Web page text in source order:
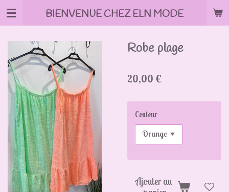
Passer
principal
BIENVENUE CHEZ ELN MODE
Robe plage
20,00 €
Couleur
Ajouter au